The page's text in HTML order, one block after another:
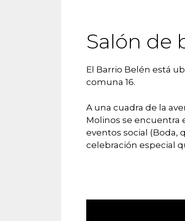
Salón de
El Barrio Belén está
comuna 16.
A una cuadra de la
Molinos se encuentra
eventos social (Boda,
celebración especial